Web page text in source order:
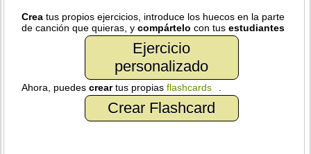
Crea tus propios ejercicios, introduce los huecos en la parte
de canción que quieras, ycompártelo con tusestudiantes
Ejercicio
personalizado
Ahora, puedescreartus propiasflashcards
Crear Flashcard